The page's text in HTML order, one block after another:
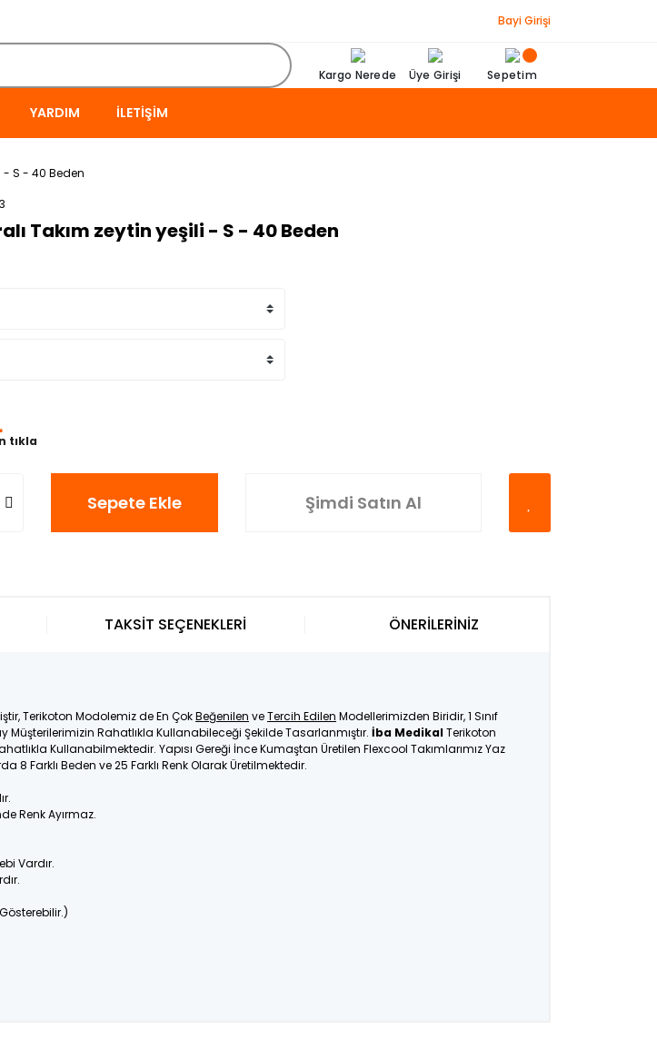
Bayi Girişi
Kargo Nerede Üye Girişi Sepetim
YARDIM İLETIŞIM
- S - 40 Beden
Takım zeytin yeşili - S - 40 Beden
tıkla
Sepete Ekle Şimdi Satın Al
Terikoton Modolemiz de En ÇokBeğenilen veTercih Edilen Modellerimizden Biridir, 1 Sınıf
Rahatlıkla Kullanabileceği Şekilde Tasarlanmıştır. İba MedikalTerikoton
Kullanabilmektedir. Yapısı Gereği İnce Kumaştan Üretilen Flexcool Takımlarımız Yaz
8 Farklı Beden ve 25 Farklı Renk Olarak Üretilmektedir.
Renk Ayırmaz.
Vardır.
TAKSİT SEÇENEKLERİ ÖNERİLERİNİZ